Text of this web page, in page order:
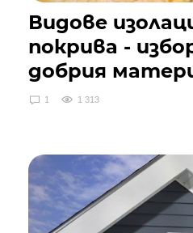
Видове
покрива -
добрия
1 1 313